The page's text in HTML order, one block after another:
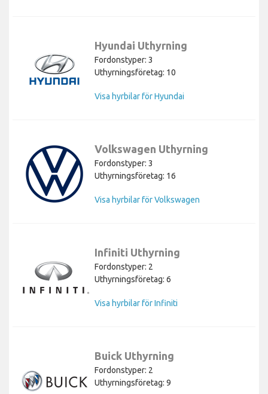
Hyundai Uthyrning
Fordonstyper: 3
Uthyrningsföretag: 10
Visa hyrbilar för Hyundai
Volkswagen Uthyrning
Fordonstyper: 3
Uthyrningsföretag: 16
Visa hyrbilar för Volkswagen
Infiniti Uthyrning
Fordonstyper: 2
Uthyrningsföretag: 6
Visa hyrbilar för Infiniti
Buick Uthyrning
Fordonstyper: 2
Uthyrningsföretag: 9